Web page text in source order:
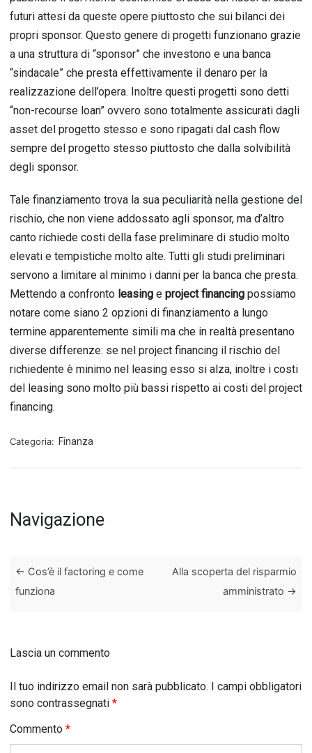
futuri attesi da queste opere piuttosto che sui bilanci dei
propri sponsor. Questo genere di progetti funzionano grazie
a una struttura di “sponsor” che investono e una banca
“sindacale” che presta effettivamente il denaro per la
realizzazione dell’opera. Inoltre questi progetti sono detti
“non-recourse loan” ovvero sono totalmente assicurati dagli
asset del progetto stesso e sono ripagati dal cash flow
sempre del progetto stesso piuttosto che dalla solvibilità
degli sponsor.
Tale finanziamento trova la sua peculiarità nella gestione del
rischio, che non viene addossato agli sponsor, ma d’altro
canto richiede costi della fase preliminare di studio molto
elevati e tempistiche molto alte. Tutti gli studi preliminari
servono a limitare al minimo i danni per la banca che presta.
Mettendo a confronto leasing e project financing possiamo
notare come siano 2 opzioni di finanziamento a lungo
termine apparentemente simili ma che in realtà presentano
diverse differenze: se nel project financing il rischio del
richiedente è minimo nel leasing esso si alza, inoltre i costi
del leasing sono molto più bassi rispetto ai costi del project
financing.
Categoria: Finanza
Navigazione
← Cos’è il factoring e come
funziona
Alla scoperta del risparmio
amministrato →
Lascia un commento
Il tuo indirizzo email non sarà pubblicato.
I campi obbligatori
sono contrassegnati *
Commento *